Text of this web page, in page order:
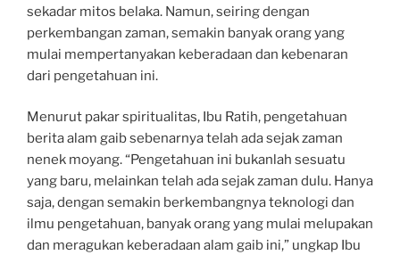
sekadar mitos belaka. Namun, seiring dengan
perkembangan zaman, semakin banyak orang yang
mulai mempertanyakan keberadaan dan kebenaran
dari pengetahuan ini.
Menurut pakar spiritualitas, Ibu Ratih, pengetahuan
berita alam gaib sebenarnya telah ada sejak zaman
nenek moyang. “Pengetahuan ini bukanlah sesuatu
yang baru, melainkan telah ada sejak zaman dulu. Hanya
saja, dengan semakin berkembangnya teknologi dan
ilmu pengetahuan, banyak orang yang mulai melupakan
dan meragukan keberadaan alam gaib ini,” ungkap Ibu